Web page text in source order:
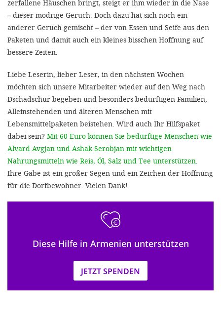
zerfallene Häuschen bringt, steigt er ihm wieder in die Nase
– dieser modrige Geruch. Doch dazu hat sich noch ein
anderer Geruch gemischt – der von Essen und Seife aus den
Paketen und damit auch ein kleines bisschen Hoffnung auf
bessere Zeiten.
Liebe Leserin, lieber Leser, in den nächsten Wochen
möchten sich unsere Mitarbeiter wieder auf den Weg nach
Dschadschur begeben und besonders bedürftigen Familien,
Alleinstehenden und älteren Menschen mit
Lebensmittelpaketen beistehen. Wird auch Ihr Hilfspaket
dabei sein? Mit 60 Euro können Sie bedürftige Menschen wie
Alvard Avgjan und Ashak Serobjan mit wichtigen
Nahrungsmitteln wie Reis, Öl, Salz und Tee unterstützen.
Ihre Gabe ist ein großer Segen und ein Zeichen der Hoffnung
für die Dorfbewohner. Vielen Dank!
Diese Hilfe in Armenien unterstützen
JETZT SPENDEN